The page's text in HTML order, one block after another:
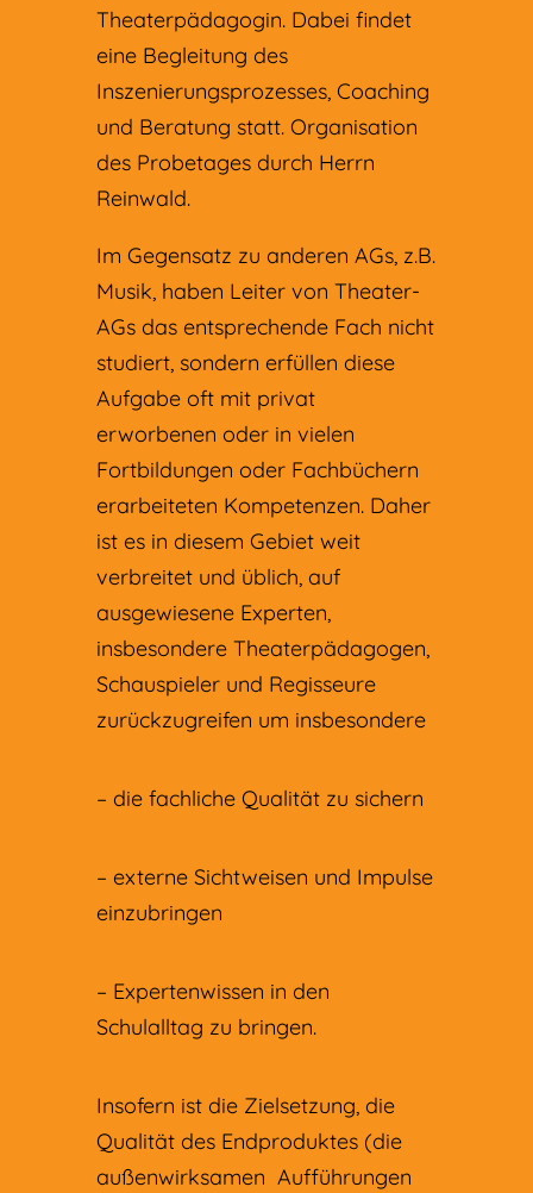
Theaterpädagogin. Dabei findet
eine Begleitung des
Inszenierungsprozesses, Coaching
und Beratung statt. Organisation
des Probetages durch Herrn
Reinwald.
Im Gegensatz zu anderen AGs, z.B.
Musik, haben Leiter von Theater-
AGs das entsprechende Fach nicht
studiert, sondern erfüllen diese
Aufgabe oft mit privat
erworbenen oder in vielen
Fortbildungen oder Fachbüchern
erarbeiteten Kompetenzen. Daher
ist es in diesem Gebiet weit
verbreitet und üblich, auf
ausgewiesene Experten,
insbesondere Theaterpädagogen,
Schauspieler und Regisseure
zurückzugreifen um insbesondere
– die fachliche Qualität zu sichern
– externe Sichtweisen und Impulse
einzubringen
– Expertenwissen in den
Schulalltag zu bringen.
Insofern ist die Zielsetzung, die
Qualität des Endproduktes (die
außenwirksamen Aufführungen